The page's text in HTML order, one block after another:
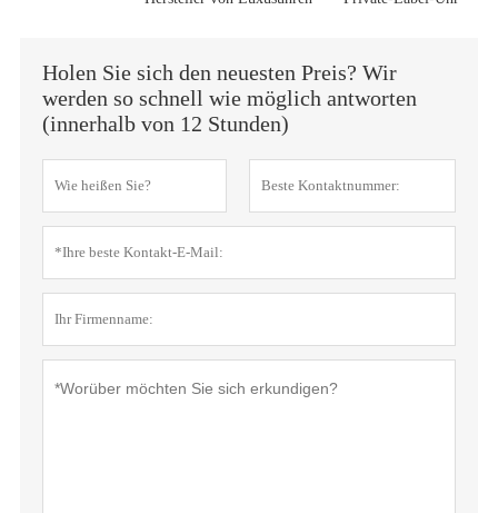
Holen Sie sich den neuesten Preis? Wir
werden so schnell wie möglich antworten
(innerhalb von 12 Stunden)